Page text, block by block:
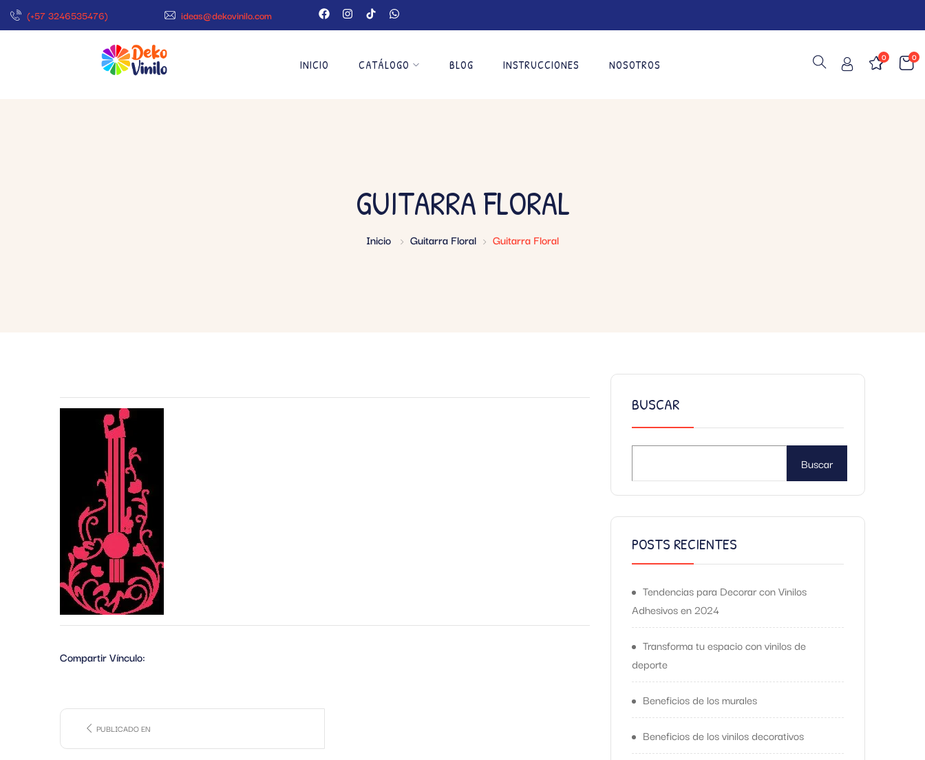
(+57 3246535476) ideas@dekovinilo.com
INICIO CATÁLOGO BLOG INSTRUCCIONES NOSOTROS
0
0
GUITARRA FLORAL
Inicio Guitarra Floral Guitarra Floral
Compartir Vínculo:
PUBLICADO EN
BUSCAR
Buscar
POSTS RECIENTES
Tendencias para Decorar con Vinilos
Adhesivos en 2024
Transforma tu espacio con vinilos de
deporte
Beneficios de los murales
Beneficios de los vinilos decorativos